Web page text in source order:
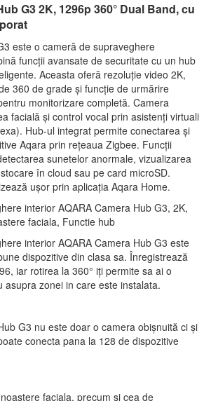
G3 2K, 1296p 360° Dual Band, cu
este o cameră de supraveghere
funcții avansate de securitate cu un hub
Aceasta oferă rezoluție video 2K,
360 de grade și funcție de urmărire
monitorizare completă. Camera
facială și control vocal prin asistenți virtuali
Hub-ul integrat permite conectarea și
Aqara prin rețeaua Zigbee. Funcții
sunetelor anormale, vizualizarea
în cloud sau pe card microSD.
ușor prin aplicația Aqara Home.
interior AQARA Camera Hub G3, 2K,
faciala, Functie hub
interior AQARA Camera Hub G3 este
dispozitive din clasa sa. Înregistrează
iar rotirea la 360° iți permite sa ai o
asupra zonei in care este instalata.
G3 nu este doar o camera obișnuită ci și
conecta pana la 128 de dispozitive
faciala, precum și cea de